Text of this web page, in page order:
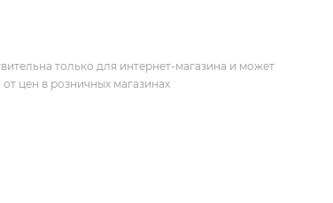
только для интернет-магазина и может
от цен в розничных магазинах